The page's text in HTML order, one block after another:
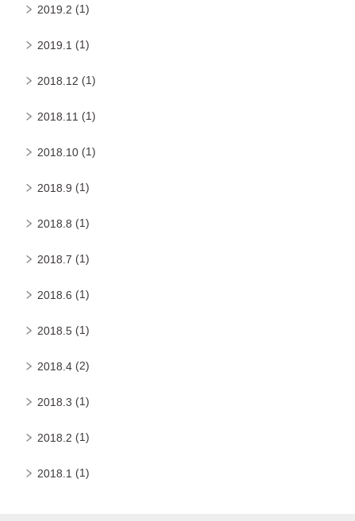
2019.2 (1)
2019.1 (1)
2018.12 (1)
2018.11 (1)
2018.10 (1)
2018.9 (1)
2018.8 (1)
2018.7 (1)
2018.6 (1)
2018.5 (1)
2018.4 (2)
2018.3 (1)
2018.2 (1)
2018.1 (1)